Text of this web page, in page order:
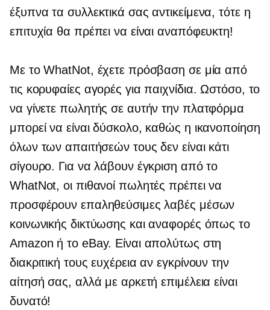
έξυπνα τα συλλεκτικά σας αντικείμενα, τότε η
επιτυχία θα πρέπει να είναι αναπόφευκτη!
Με το WhatNot, έχετε πρόσβαση σε μία από
τις κορυφαίες αγορές για παιχνίδια. Ωστόσο, το
να γίνετε πωλητής σε αυτήν την πλατφόρμα
μπορεί να είναι δύσκολο, καθώς η ικανοποίηση
όλων των απαιτήσεών τους δεν είναι κάτι
σίγουρο. Για να λάβουν έγκριση από το
WhatNot, οι πιθανοί πωλητές πρέπει να
προσφέρουν επαληθεύσιμες λαβές μέσων
κοινωνικής δικτύωσης και αναφορές όπως το
Amazon ή το eBay. Είναι απολύτως στη
διακριτική τους ευχέρεια αν εγκρίνουν την
αίτησή σας, αλλά με αρκετή επιμέλεια είναι
δυνατό!